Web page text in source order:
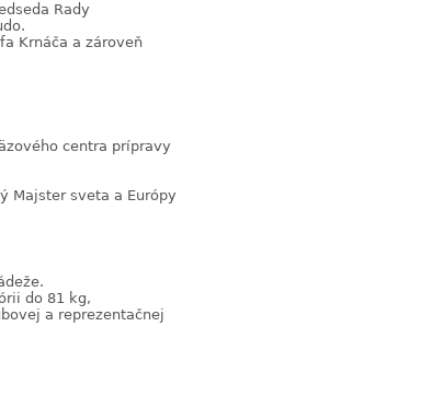
Rady
Krnáča a zároveň
centra prípravy
Majster sveta a Európy
do 81 kg,
a reprezentačnej